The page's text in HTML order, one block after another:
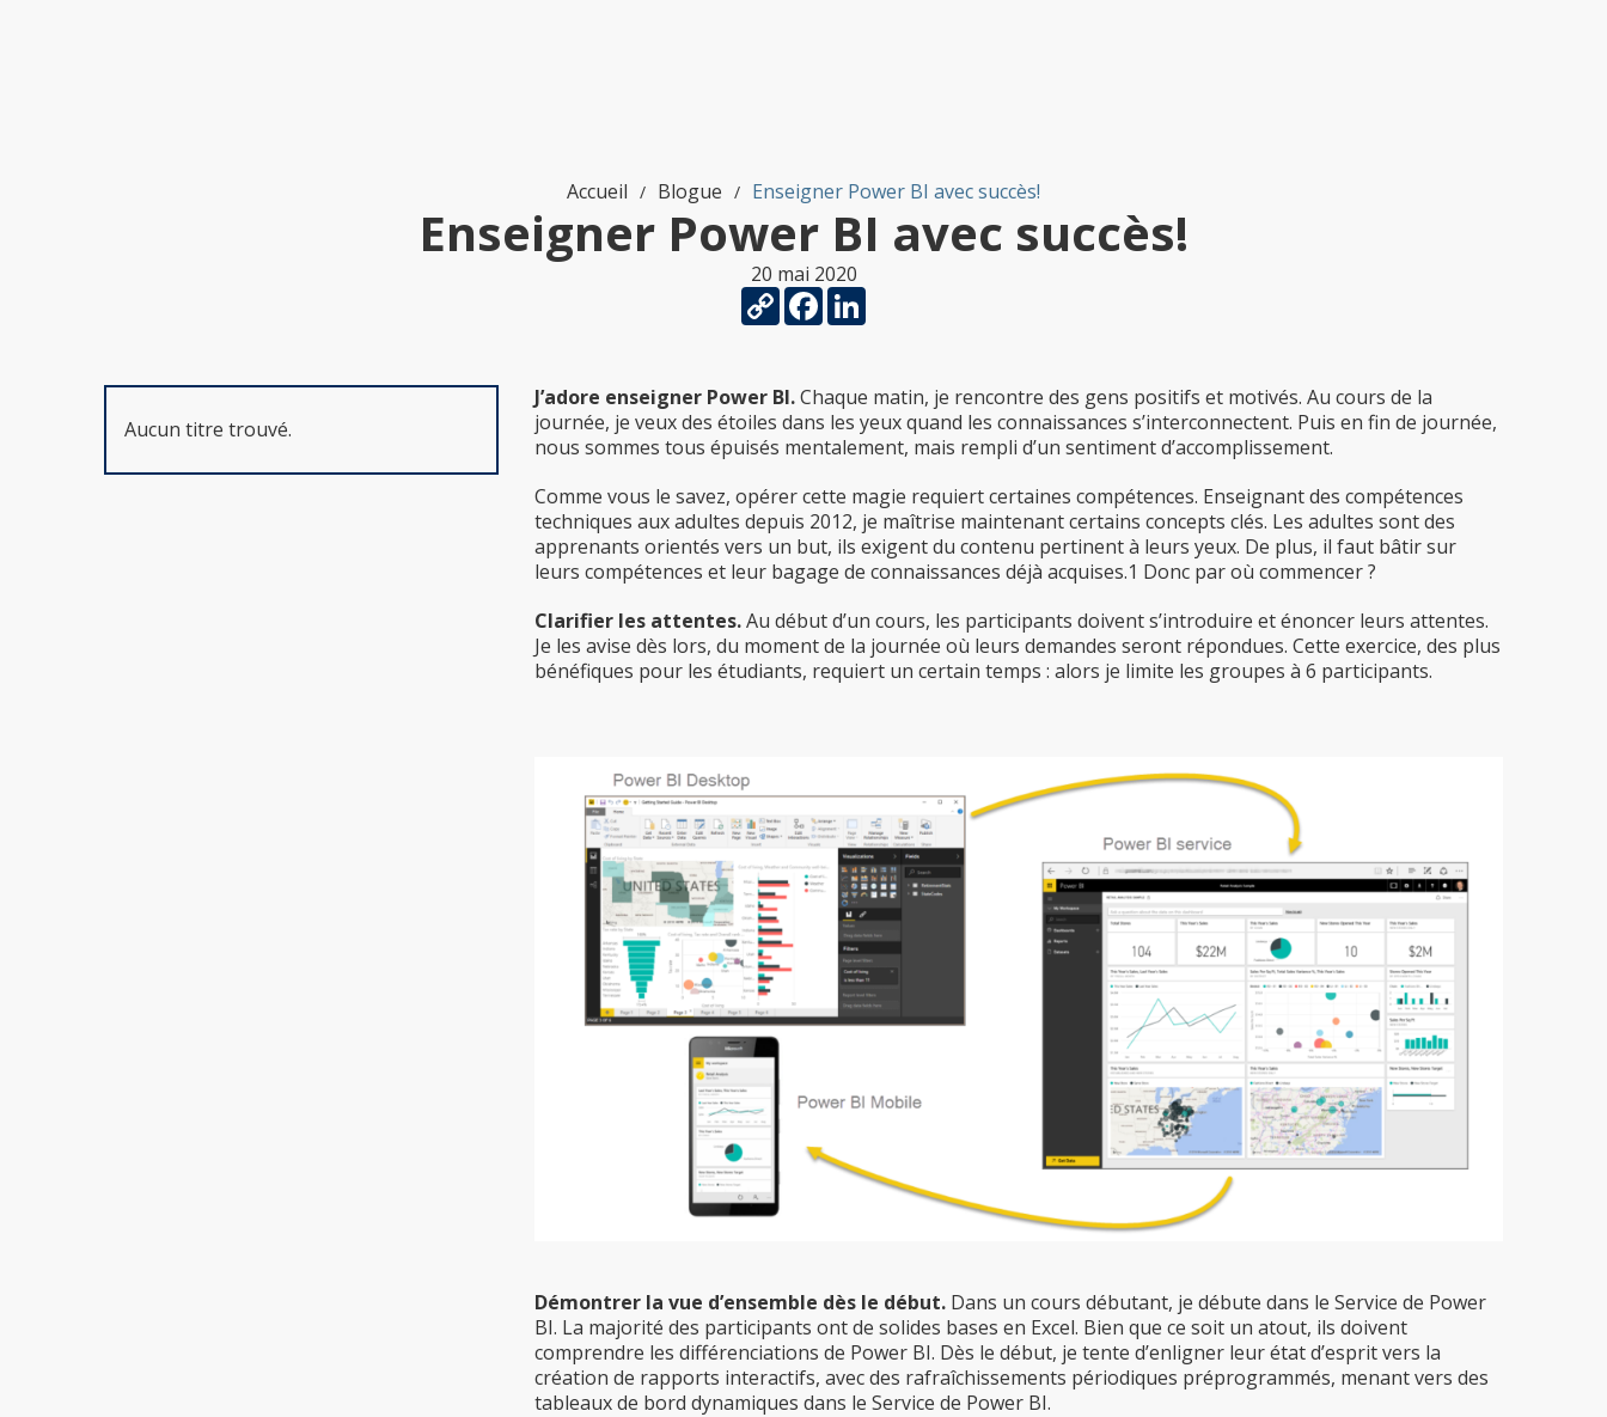
Accueil / Blogue / Enseigner Power BI avec succès!
Enseigner Power BI avec succès!
20 mai 2020
Copy
Link
Facebook
Aucun titre trouvé.
J’adore enseigner Power BI.Chaque matin, je rencontre des gens positifs et motivés. Au cours de la
journée, je veux des étoiles dans les yeux quand les connaissances s’interconnectent. Puis en fin de journée,
nous sommes tous épuisés mentalement, mais rempli d’un sentiment d’accomplissement.
Comme vous le savez, opérer cette magie requiert certaines compétences. Enseignant des compétences
techniques aux adultes depuis 2012, je maîtrise maintenant certains concepts clés. Les adultes sont des
apprenants orientés vers un but, ils exigent du contenu pertinent à leurs yeux. De plus, il faut bâtir sur
leurs compétences et leur bagage de connaissances déjà acquises.1 Donc par où commencer ?
Clarifier les attentes.Au début d’un cours, les participants doivent s’introduire et énoncer leurs attentes.
Je les avise dès lors, du moment de la journée où leurs demandes seront répondues. Cette exercice, des plus
bénéfiques pour les étudiants, requiert un certain temps : alors je limite les groupes à 6 participants.
Démontrer la vue d’ensemble dès le début. Dans un cours débutant, je débute dans le Service de Power
BI. La majorité des participants ont de solides bases en Excel. Bien que ce soit un atout, ils doivent
comprendre les différenciations de Power BI. Dès le début, je tente d’enligner leur état d’esprit vers la
création de rapports interactifs, avec des rafraîchissements périodiques préprogrammés, menant vers des
tableaux de bord dynamiques dans le Service de Power BI.